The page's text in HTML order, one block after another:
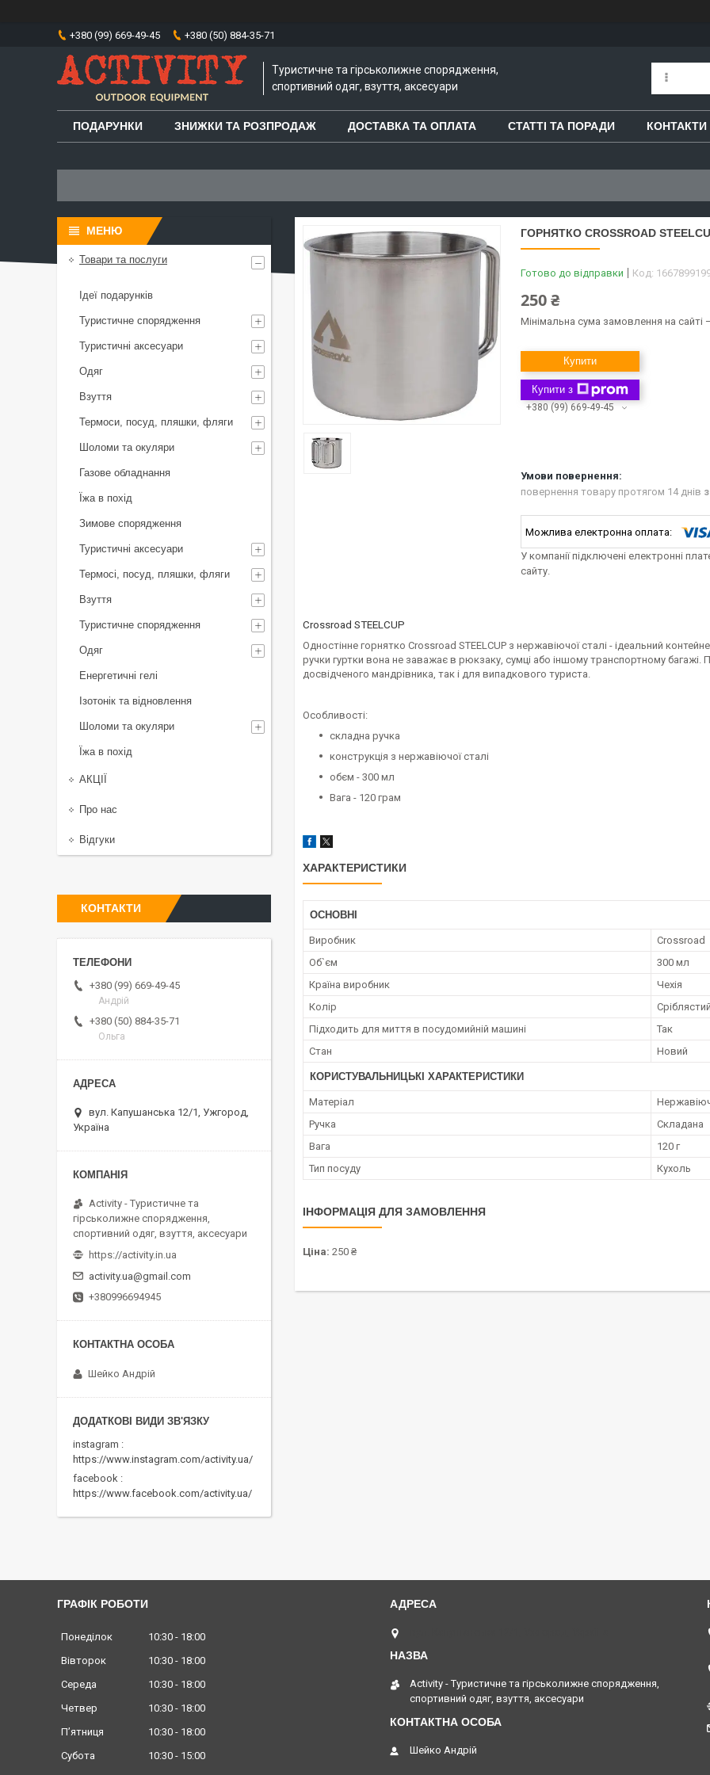
+380 (99) 669-49-45 +380 (50) 884-35-71
Туристичне та гірськолижне спорядження,
спортивний одяг, взуття, аксесуари
ПОДАРУНКИ ЗНИЖКИ ТА РОЗПРОДАЖ ДОСТАВКА ТА ОПЛАТА СТАТТІ ТА ПОРАДИ КОНТАКТИ
ГОРНЯТКО CROSSROAD
Готово до відправки Код:
250 ₴
Мінімальна сума замовлення на сайті
Купити
Купити з
+380 (99) 669-49-45
повернення товару протягом 14 днів
У компанії підключені електронні
сайту.
Crossroad STEELCUP
Одностінне горнятко Crossroad STEELCUP з нержавіючої сталі - ідеальний
ручки гуртки вона не заважає в рюкзаку, сумці або іншому транспортному багажі.
досвідченого мандрівника, так і для випадкового туриста.
Особливості:
складна ручка
конструкція з нержавіючої сталі
обєм - 300 мл
Вага - 120 грам
ХАРАКТЕРИСТИКИ
ОСНОВНІ
Виробник
Crossroad
Об`єм
300 мл
Країна виробник
Чехія
Колір
Підходить для миття в посудомийній машині
Так
Стан
Новий
КОРИСТУВАЛЬНИЦЬКІ ХАРАКТЕРИСТИКИ
Матеріал
Ручка
Складана
Вага
120 г
Тип посуду
Кухоль
ІНФОРМАЦІЯ ДЛЯ ЗАМОВЛЕННЯ
Ціна: 250 ₴
Товари та послуги
Ідеї подарунків
Туристичне спорядження
Туристичні аксесуари
Одяг
Взуття
Термоси, посуд, пляшки, фляги
Шоломи та окуляри
Газове обладнання
Їжа в похід
Зимове спорядження
Туристичні аксесуари
Термосі, посуд, пляшки, фляги
Взуття
Туристичне спорядження
Одяг
Енергетичні гелі
Ізотонік та відновлення
Шоломи та окуляри
Їжа в похід
АКЦІЇ
Про нас
Відгуки
КОНТАКТИ
+380 (99) 669-49-45
Андрій
+380 (50) 884-35-71
Ольга
вул. Капушанська 12/1, Ужгород,
Україна
Activity - Туристичне та
гірськолижне спорядження,
спортивний одяг, взуття, аксесуари
https://activity.in.ua
activity.ua@gmail.com
+380996694945
Шейко Андрій
instagram
https://www.instagram.com/activity.ua/
facebook
https://www.facebook.com/activity.ua/
ГРАФІК РОБОТИ
Понеділок 10:30
18:00
Вівторок
10:30
18:00
Середа
10:30
18:00
Четвер
10:30
18:00
Пʼятниця
10:30
18:00
Субота
10:30
15:00
Activity - Туристичне та гірськолижне спорядження,
спортивний одяг, взуття, аксесуари
Шейко Андрій